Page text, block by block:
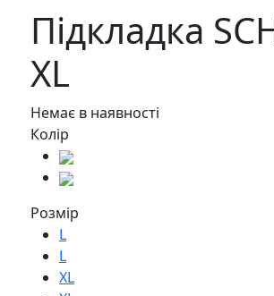
Підкладка
XL
Немає в наявності
Колір
Розмір
L
L
XL